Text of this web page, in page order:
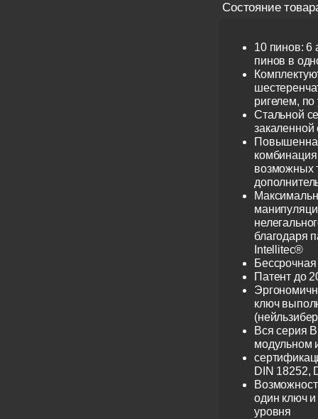
Состояние
10 пинов: 6
пинов в
ригелем,
Стальной
закаленной
возможных
благодаря
Intellitec®
Патент до
ключ
Вся серия
модульном
DIN 18252,
один ключ и
уровня